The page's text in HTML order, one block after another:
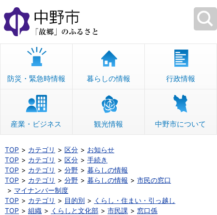
本
文
へ
移
防災・緊急時情報 暮らしの情報 行政情報
産業・ビジネス 観光情報 中野市について
TOP カテゴリ 区分
お知らせ
TOP
カテゴリ 区分
手続き
TOP
カテゴリ 分野
暮らしの情報
TOP
カテゴリ 分野 暮らしの情報
市民の窓口
マイナンバー制度
TOP
カテゴリ 目的別
くらし・住まい・引っ越し
TOP
組織 くらしと文化部 市民課 窓口係